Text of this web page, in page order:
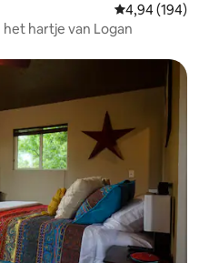
Gemiddelde
4,94 (194)
hartje van Logan